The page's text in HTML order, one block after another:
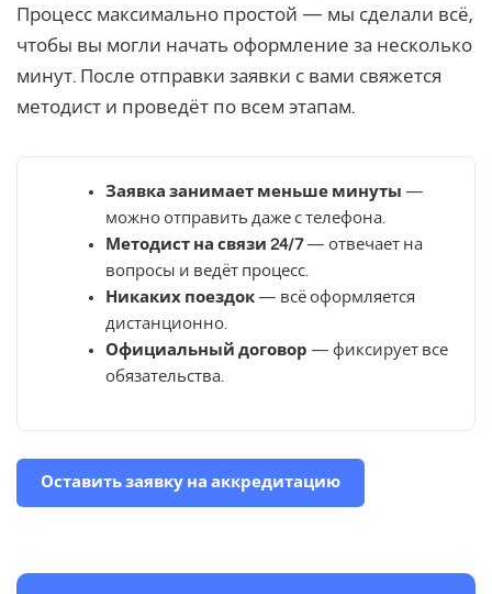
Процесс максимально простой — мы сделали всё,
чтобы вы могли начать оформление за несколько
минут. После отправки заявки с вами свяжется
методист и проведёт по всем этапам.
Заявка занимает меньше минуты —
можно отправить даже с телефона.
Методист на связи 24/7— отвечает на
вопросы и ведёт процесс.
Никаких поездок — всё оформляется
дистанционно.
Официальный договор — фиксирует все
обязательства.
Оставить заявку на аккредитацию